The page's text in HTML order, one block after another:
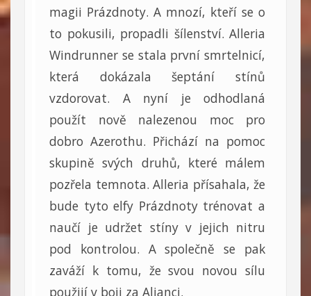
magii Prázdnoty. A mnozí, kteří se o
to pokusili, propadli šílenství. Alleria
Windrunner se stala první smrtelnicí,
která dokázala šeptání stínů
vzdorovat. A nyní je odhodlaná
použít nově nalezenou moc pro
dobro Azerothu. Přichází na pomoc
skupině svých druhů, které málem
pozřela temnota. Alleria přísahala, že
bude tyto elfy Prázdnoty trénovat a
naučí je udržet stíny v jejich nitru
pod kontrolou. A společně se pak
zaváží k tomu, že svou novou sílu
použijí v boji za Alianci.